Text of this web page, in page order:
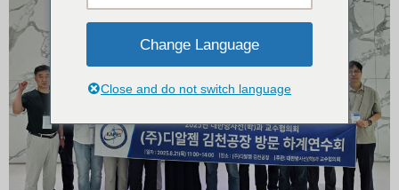
Change Language
Close and do not switch language